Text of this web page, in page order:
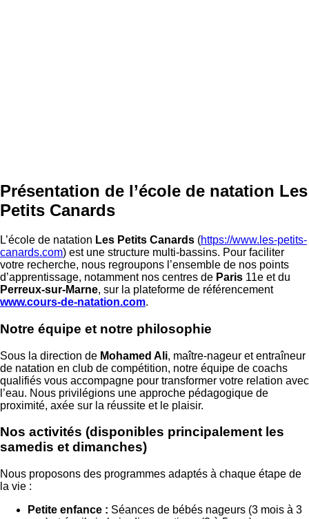
Présentation de l’école de natation Les
Petits Canards
L’école de natation Les Petits Canards (https://www.les-petits-
canards.com) est une structure multi-bassins. Pour faciliter
votre recherche, nous regroupons l’ensemble de nos points
d’apprentissage, notamment nos centres de Paris 11e et du
Perreux-sur-Marne, sur la plateforme de référencement
www.cours-de-natation.com.
Notre équipe et notre philosophie
Sous la direction de Mohamed Ali, maître-nageur et entraîneur
de natation en club de compétition, notre équipe de coachs
qualifiés vous accompagne pour transformer votre relation avec
l’eau. Nous privilégions une approche pédagogique de
proximité, axée sur la réussite et le plaisir.
Nos activités (disponibles principalement les
samedis et dimanches)
Nous proposons des programmes adaptés à chaque étape de
la vie :
Petite enfance : Séances de bébés nageurs (3 mois à 3